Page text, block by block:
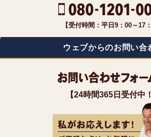
【受付時間：平日9：00～17：
ウェブからのお問い合
【24時間365日受付中